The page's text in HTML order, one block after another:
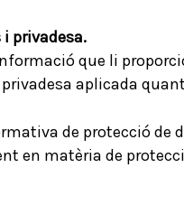
i privadesa.
que li
aplicada
de protecció de
en matèria de